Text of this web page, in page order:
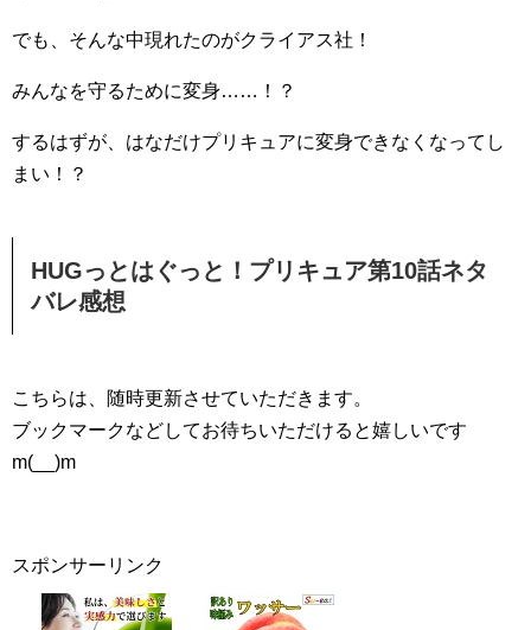
でも、そんな中現れたのがクライアス社！
みんなを守るために変身……！？
するはずが、はなだけプリキュアに変身できなくなってし
まい！？
HUGっとはぐっと！プリキュア第10話ネタ
バレ感想
こちらは、随時更新させていただきます。
ブックマークなどしてお待ちいただけると嬉しいです
m(__)m
スポンサーリンク